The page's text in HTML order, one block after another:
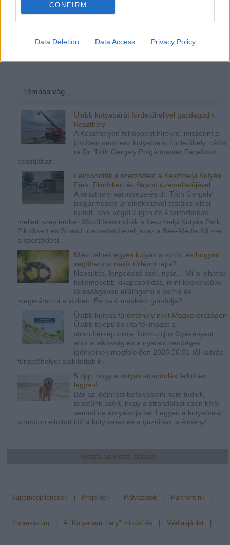
CONFIRM
Data Deletion Data Access Privacy Policy
Ha tetszett a cikk, és szeretnél értesülni legújabb híreinkről
Témába vág
Újabb kutyabarát fürdetőhellyel gazdagodik
Keszthely
A Keszthelyen felröppent hírekre, miszerint a
jövőben nem lesz kutyabarát fürdetőhely, cáfolt
rá Dr. Tóth Gergely Polgármester Facebook
posztjában.
Felmondták a szerződést a Keszthelyi Kutyás
Park, Piknikkert és Strand üzemeltetőjével
A keszthelyi városvezetés dr. Tóth Gergely
polgármester úr elnökletével testületi ülést
tartott, ahol végül 7 igen és 4 tartózkodás
mellett szeptember 30-tól felmondták a Keszthelyi Kutyás Park,
Piknikkert és Strand üzemeltetőjével, azaz a Bee-Média Kft.-vel
a szerződést.
Miért félnek egyes kutyák a víztől, és hogyan
segíthetünk nekik túllépni rajta?
Napsütés, lengedező szél, nyár… Mi is lehetne
kellemesebb kikapcsolódás, mint kedvencünk
társaságában ellátogatni a partra és
megmártózni a vízben. És ha ő másként gondolja?
Újabb kutyás fürdetőhely nyílt Magyarországon
Újabb település írta fel magát a
strandtérképünkre. Üdvözöljük Gyékényest
ahol a lakosság és a nyaraló vendégek
igényeinek megfelelően 2026.06.01-től kutyás
fürdetőhelyet alakítottak ki.
5 tipp, hogy a kutyás strandolás felhőtlen
legyen!
Bár az időjárást befolyásolni nem tudjuk,
tehetünk azért, hogy a strandolást ezen kívül
semmi ne árnyékolja be. Legyen a kutyabarát
strandon eltöltött idő a kutyusnak és a gazdinak is élmény!
Vissza az előző oldalra
Sajtómegjelenések | Projektek | Pályázatok | Partnereink |
Impresszum | A "Kutyabarát hely" minősítés | Médiaajánlat |